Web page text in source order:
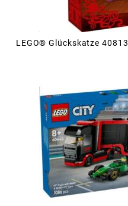
LEGO® Glückskatze 40813